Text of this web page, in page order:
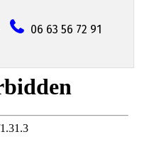
06 63 56 72 91